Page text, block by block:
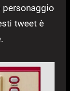
personaggio
tweet è